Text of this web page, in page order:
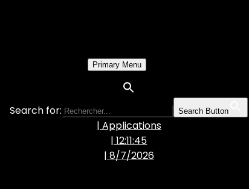
Primary Menu
Search for: Search Button
| Applications
| 12:11:46
| 8/7/2026